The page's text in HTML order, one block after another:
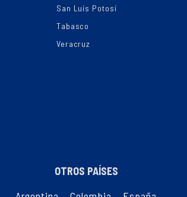
San Luis Potosí
Tabasco
Veracruz
OTROS PAÍSES